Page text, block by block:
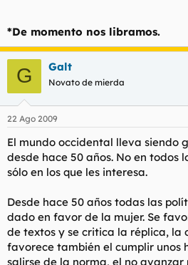
mujeres.*
*De momento nos libramos.
G Galt
Novato de mierda
22 Ago 2009
El mundo occidental lleva siendo
desde hace 50 años. No en todos
sólo en los que les interesa.
Desde hace 50 años todas las
dado en favor de la mujer. Se
de textos y se critica la réplica, la
favorece también el cumplir unos
salirse de la norma, el no avanzar